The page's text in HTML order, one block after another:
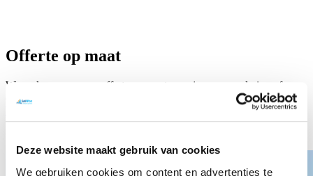
Deze website maakt gebruik van cookies
We gebruiken cookies om content en advertenties te
Offerte op maat
We maken graag een offerte op maat voor jouw vergadering of
evenement. Neem vrijblijvend contact met ons op via